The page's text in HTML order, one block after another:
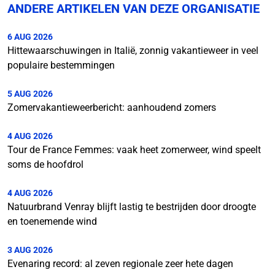
ANDERE ARTIKELEN VAN DEZE ORGANISATIE
6 AUG 2026
Hittewaarschuwingen in Italië, zonnig vakantieweer in veel
populaire bestemmingen
5 AUG 2026
Zomervakantieweerbericht: aanhoudend zomers
4 AUG 2026
Tour de France Femmes: vaak heet zomerweer, wind speelt
soms de hoofdrol
4 AUG 2026
Natuurbrand Venray blijft lastig te bestrijden door droogte
en toenemende wind
3 AUG 2026
Evenaring record: al zeven regionale zeer hete dagen